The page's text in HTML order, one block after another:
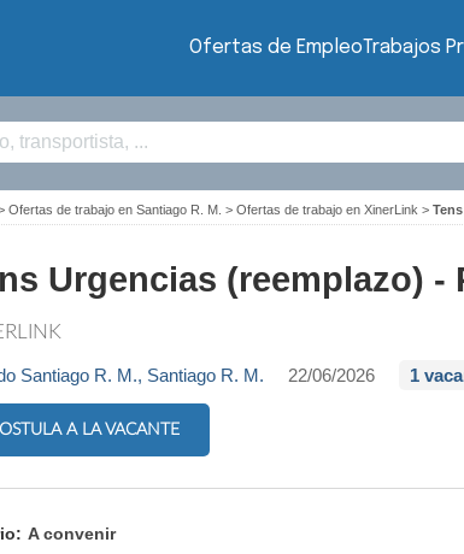
Ofertas de EmpleoTrabajos
Ofertas de trabajo en Santiago R. M. > Ofertas de trabajo en XinerLink >
Urgencias (reemplazo) -
Santiago R. M., Santiago R. M. 22/06/2026 1
A LA VACANTE
A convenir